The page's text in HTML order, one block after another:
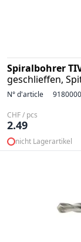
Spiralbohrer
geschlieffen,
N° d'article
CHF / pcs
2.49
nicht Lagerartikel